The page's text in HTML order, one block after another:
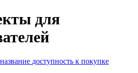
для
название доступность к покупке